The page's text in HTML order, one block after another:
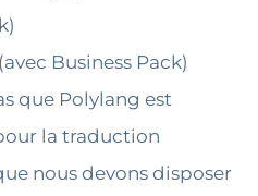
Business Pack)
que Polylang est
la traduction
nous devons disposer